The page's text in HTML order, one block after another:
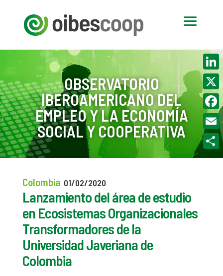
OBSERVATORIO
IBEROAMERICANO DEL
EMPLEO Y LA ECONOMÍA
SOCIAL Y COOPERATIVA
Colombia 01/02/2020
Lanzamiento del área de estudio
en Ecosistemas Organizacionales
Transformadores de la
Universidad Javeriana de
Colombia
X
Email